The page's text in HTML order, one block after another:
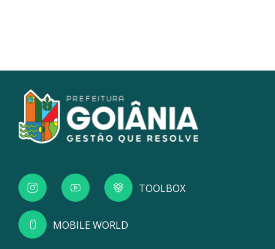
TOOLBOX
MOBILE WORLD